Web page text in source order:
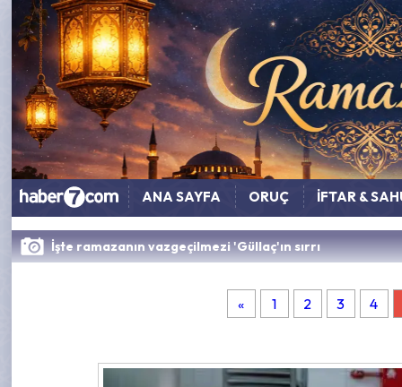
ANA SAYFA ORUÇ İFTAR &
İşte ramazanın vazgeçilmezi 'Güllaç'ın sırrı
« 1 2 3 4